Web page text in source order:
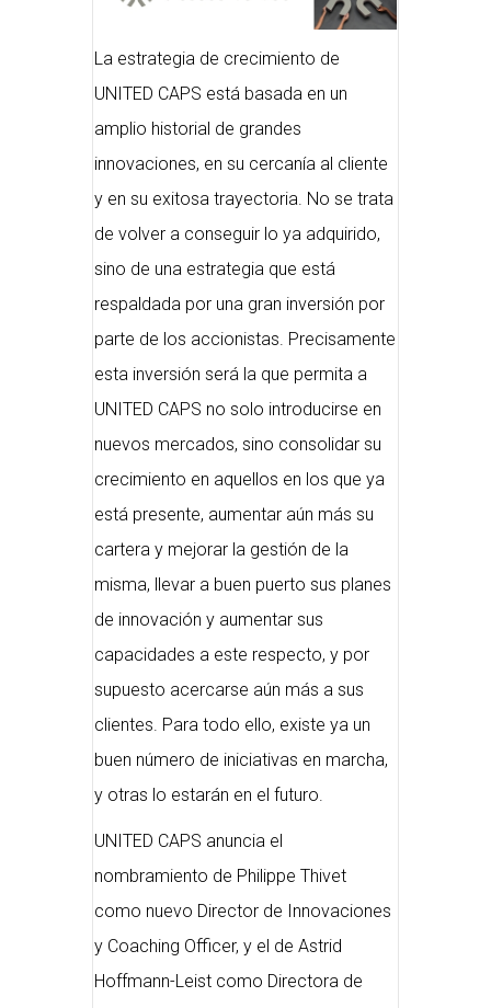
La estrategia de crecimiento de
UNITED CAPS está basada en un
amplio historial de grandes
innovaciones, en su cercanía al cliente
y en su exitosa trayectoria. No se trata
de volver a conseguir lo ya adquirido,
sino de una estrategia que está
respaldada por una gran inversión por
parte de los accionistas. Precisamente
esta inversión será la que permita a
UNITED CAPS no solo introducirse en
nuevos mercados, sino consolidar su
crecimiento en aquellos en los que ya
está presente, aumentar aún más su
cartera y mejorar la gestión de la
misma, llevar a buen puerto sus planes
de innovación y aumentar sus
capacidades a este respecto, y por
supuesto acercarse aún más a sus
clientes. Para todo ello, existe ya un
buen número de iniciativas en marcha,
y otras lo estarán en el futuro.
UNITED CAPS anuncia el
nombramiento de Philippe Thivet
como nuevo Director de Innovaciones
y Coaching Officer, y el de Astrid
Hoffmann-Leist como Directora de